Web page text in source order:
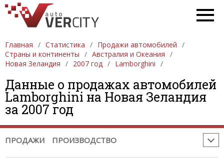
Главная Статистика
Продажи автомобилей
Страны и континенты
Австралия и Океания
Новая Зеландия
2007 год Lamborghini
Данные о продажах автомобилей
Lamborghini на Новая Зеландия
за 2007 год
ПРОДАЖИ ПРОИЗВОДСТВО
ПРОДАЖА АВТОМОБИЛЕЙ
ЕВРОПА
АЗИЯ
СЕВЕРНАЯ АМЕРИКА
ЮЖНАЯ АМЕРИКА
АФРИКА
ПРОИЗВОДСТВО АВТОМОБИЛЕЙ
ЕВРОПА
АФРИКА
АВСТРАЛИЯ И ОКЕАНИЯ